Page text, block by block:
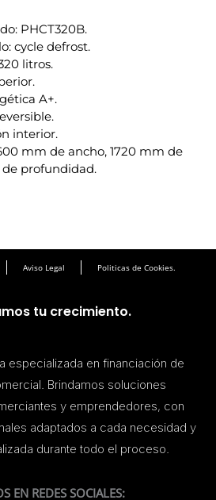
PHCT320B.
cycle defrost.
litros.
A+.
interior.
mm de ancho, 1720 mm de
profundidad.
Aviso Legal Politicas de Cookies.
tu crecimiento.
especializada en financiación de
Brindamos soluciones
y emprendedores, con
adaptados a cada necesidad y
durante todo el proceso.
EN REDES SOCIALES: